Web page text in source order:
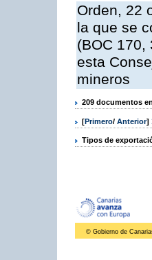
Orden, 22
la que se
(BOC 170,
esta
mineros
209 documentos
[Primero/ Anterior]
Tipos de
© Gobierno de